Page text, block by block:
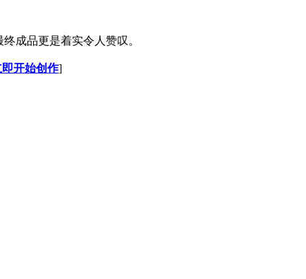
成品更是着实令人赞叹。
即开始创作]